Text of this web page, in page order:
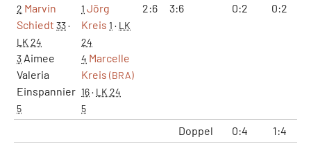
2 Marvin
Schiedt 33·
LK 24
3 Aimee
Valeria
Einspannier
5
1 Jörg
Kreis 1 · LK
24
4 Marcelle
Kreis (BRA)
16· LK 24
5
2:6 3:6 0:2 0:2
Doppel 0:4 1:4